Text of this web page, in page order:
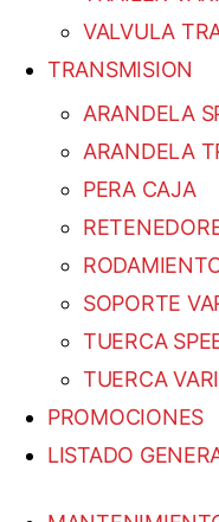
VALVULA
TRANSMISION
ARANDELA
ARANDELA
PERA CAJA
SOPORTE
TUERCA
TUERCA
PROMOCIONES
LISTADO